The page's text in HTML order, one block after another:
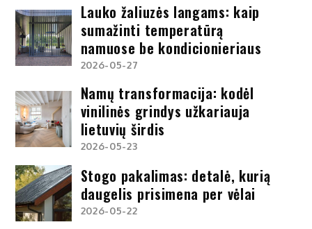
Lauko žaliuzės langams: kaip
sumažinti temperatūrą
namuose be kondicionieriaus
2026-05-27
Namų transformacija: kodėl
vinilinės grindys užkariauja
lietuvių širdis
2026-05-23
Stogo pakalimas: detalė, kurią
daugelis prisimena per vėlai
2026-05-22